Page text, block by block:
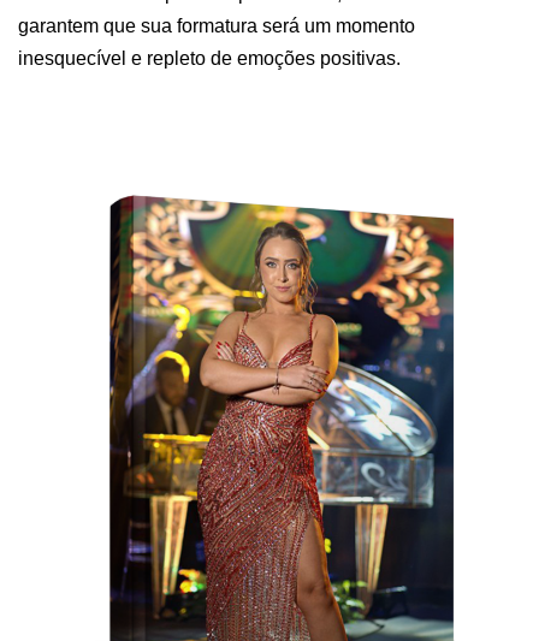
garantem que sua formatura será um momento
inesquecível e repleto de emoções positivas.